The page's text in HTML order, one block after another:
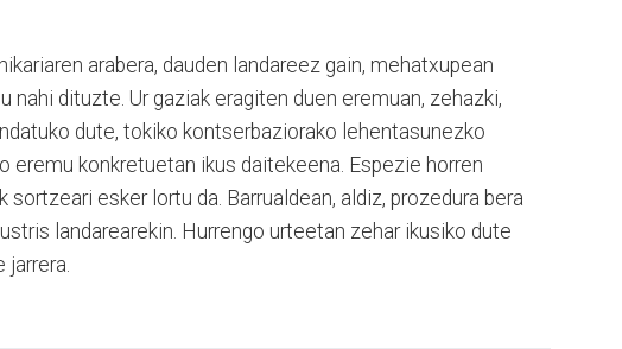
arabera, dauden landareez gain, mehatxupean
nahi dituzte. Ur gaziak eragiten duen eremuan, zehazki,
dute, tokiko kontserbaziorako lehentasunezko
eremu konkretuetan ikus daitekeena. Espezie horren
sortzeari esker lortu da. Barrualdean, aldiz, prozedura bera
landarearekin. Hurrengo urteetan zehar ikusiko dute
jarrera.